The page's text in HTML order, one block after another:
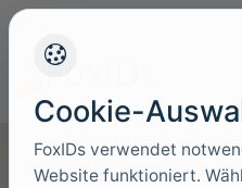
Cookie-
FoxIDs verwendet
Website funktioniert.